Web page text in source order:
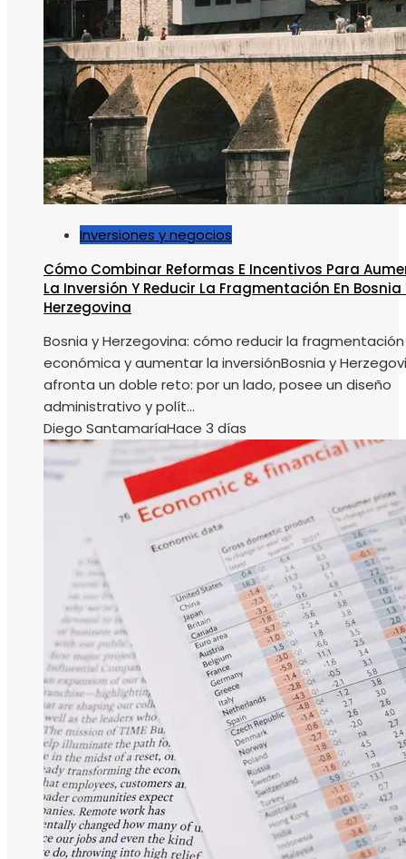
Inversiones y negocios
Cómo Combinar Reformas E Incentivos Para
La Inversión Y Reducir La Fragmentación En Bosnia
Herzegovina
Bosnia y Herzegovina: cómo reducir la fragmentación
económica y aumentar la inversiónBosnia y
afronta un doble reto: por un lado, posee un diseño
administrativo y polít...
Diego SantamaríaHace 3 días